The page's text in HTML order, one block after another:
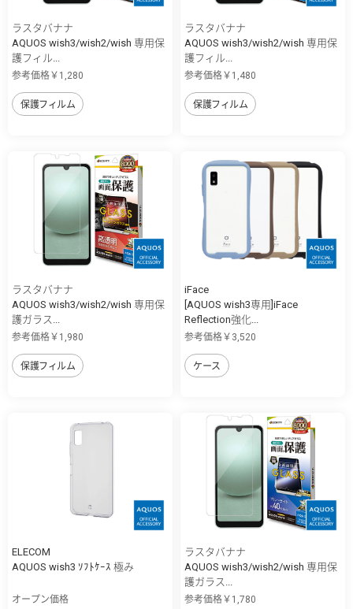
ラスタバナナ
AQUOS wish3/wish2/wish 専用保
護フィル...
参考価格￥1,280
保護フィルム
ラスタバナナ
AQUOS wish3/wish2/wish 専用保
護フィル...
参考価格￥1,480
保護フィルム
ラスタバナナ
AQUOS wish3/wish2/wish 専用保
護ガラス...
参考価格￥1,980
保護フィルム
iFace
[AQUOS wish3専用]iFace
Reflection強化...
参考価格￥3,520
ケース
ELECOM
AQUOS wish3 ｿﾌﾄｹｰｽ 極み
オープン価格
ラスタバナナ
AQUOS wish3/wish2/wish 専用保
護ガラス...
参考価格￥1,780